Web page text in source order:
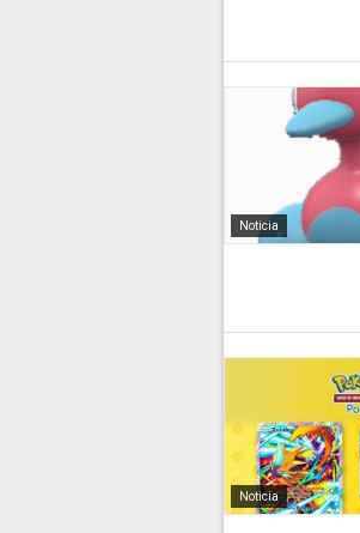
Noticia
Noticia